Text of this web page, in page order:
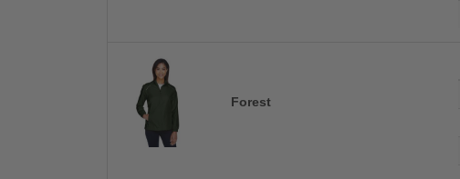
Forest